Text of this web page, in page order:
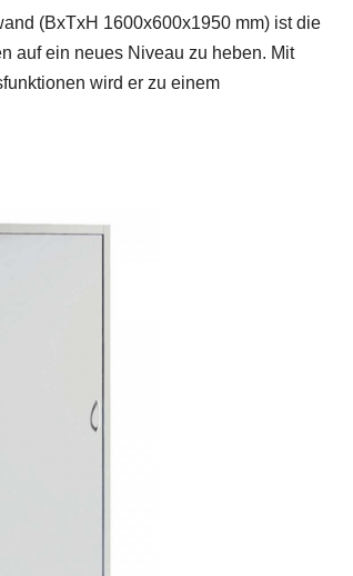
(BxTxH 1600x600x1950 mm) ist die
auf ein neues Niveau zu heben. Mit
wird er zu einem